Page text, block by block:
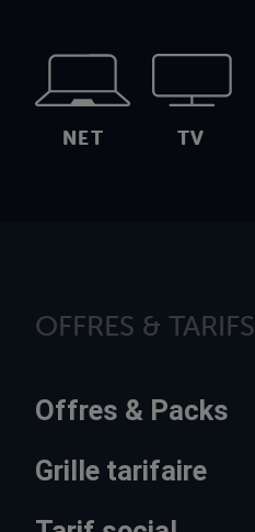
NET TV
OFFRES & TARIFS
Offres & Packs
Grille tarifaire